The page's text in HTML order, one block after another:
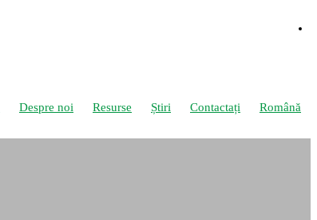
Despre noi Resurse Știri Contactați Română